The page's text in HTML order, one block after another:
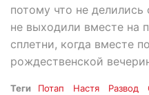
потому что не
не выходили вместе на
сплетни, когда вместе
рождественской
Теги Потап Настя Развод